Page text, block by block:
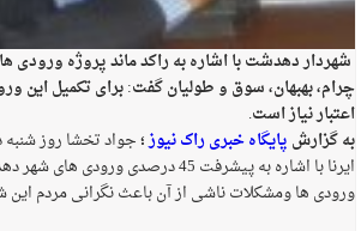
شهردار دهدشت با اشاره به راکد ماند پروژه
اعتبار نیاز است.
به گزارش پایگاه خبری راک نیوز؛جواد تخشا روز شنبه
ایرنا با اشاره به پیشرفت 45 درصدی
ورودی ها ومشکلات ناشی از آن باعث نگرانی مردم